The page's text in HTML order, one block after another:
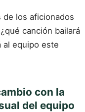
los aficionados
canción bailará
al equipo este
con la
del equipo